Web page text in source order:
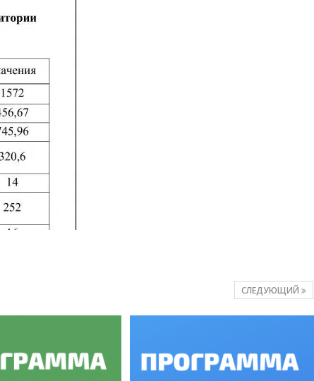
СЛЕДУЮЩИЙ